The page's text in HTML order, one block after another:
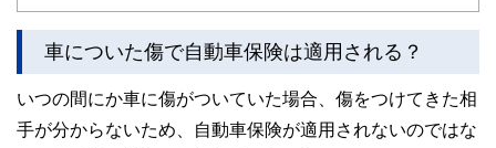
をわかりやすく発信している点です。
このように編集経験豊富なメンバーと金融や経済に精通した
やすさはもちろんのこと、読み応えのあるコンテンツと確か
車についた傷で自動車保険は適用される？
いつの間にか車に傷がついていた場合、傷をつけてきた相
手が分からないため、自動車保険が適用されないのではな